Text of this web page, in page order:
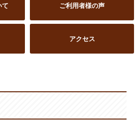
て ご利用者様の声
アクセス